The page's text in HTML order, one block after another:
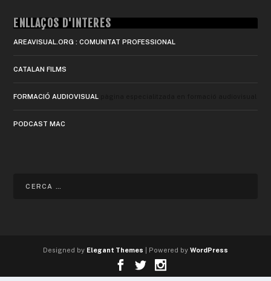
ENLLAÇOS D'INTERÈS
AREAVISUAL.ORG : COMUNITAT PROFESSIONAL
CATALAN FILMS
FORMACIÓ AUDIOVISUAL
PODCAST MAC
Designed by Elegant Themes | Powered by WordPress